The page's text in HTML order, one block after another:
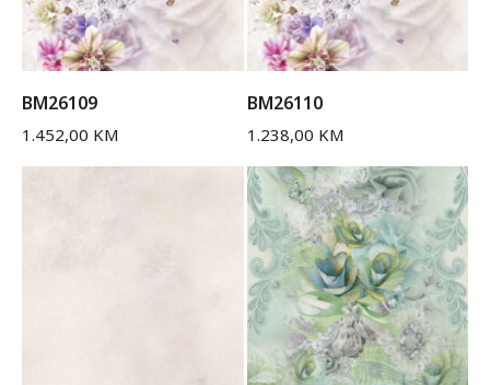
BM26109
1.452,00 KM
BM26110
1.238,00 KM